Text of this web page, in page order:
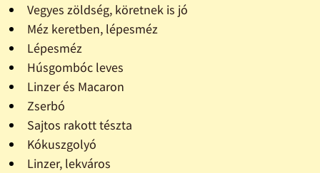
Vegyes zöldség, köretnek is jó
Méz keretben, lépesméz
Lépesméz
Húsgombóc leves
Linzer és Macaron
Zserbó
Sajtos rakott tészta
Kókuszgolyó
Linzer, lekváros